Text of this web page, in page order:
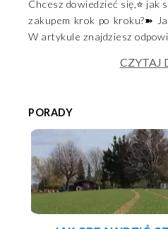
Chcesz dowiedzieć się,⭐ jak
zakupem krok po kroku?➽
W artykule znajdziesz
CZYTAJ
PORADY